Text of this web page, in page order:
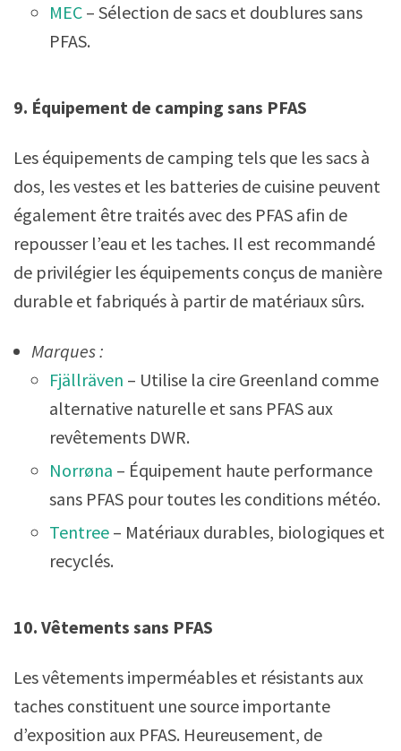
MEC – Sélection de sacs et doublures sans
PFAS.
9. Équipement de camping sans PFAS
Les équipements de camping tels que les sacs à
dos, les vestes et les batteries de cuisine peuvent
également être traités avec des PFAS afin de
repousser l’eau et les taches. Il est recommandé
de privilégier les équipements conçus de manière
durable et fabriqués à partir de matériaux sûrs.
Marques :
Fjällräven – Utilise la cire Greenland comme
alternative naturelle et sans PFAS aux
revêtements DWR.
Norrøna – Équipement haute performance
sans PFAS pour toutes les conditions météo.
Tentree – Matériaux durables, biologiques et
recyclés.
10. Vêtements sans PFAS
Les vêtements imperméables et résistants aux
taches constituent une source importante
d’exposition aux PFAS. Heureusement, de